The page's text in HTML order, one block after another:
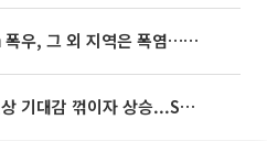
동해안은 시간당 80㎜ 폭우, 그 외 지역은 폭염…‘극과 극 날씨’
뉴욕증시, 연준 금리인상 기대감 꺾이자 상승...S&P500 사상 최고치 [종합]